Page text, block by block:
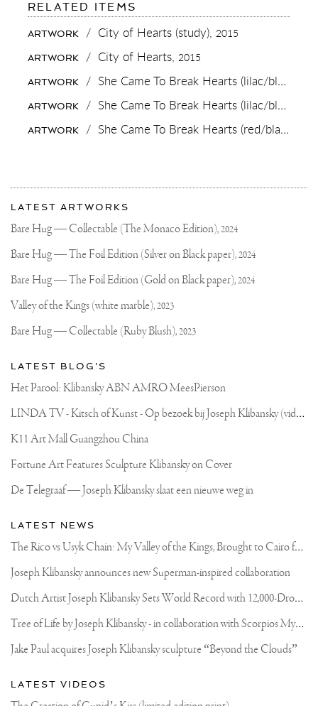
RELATED ITEMS
ARTS
FESTIVAL
WATOU
(KUNSTENFESTIVAL
WATOU)
2019
ARTWORK / City of Hearts (study), 2015
ARTWORK / City of Hearts, 2015
ARTWORK / She Came To Break Hearts (lilac/black, turquoise splash),
ARTWORK / She Came To Break Hearts (lilac/black, fluorescent yellow drips),
ARTWORK / She Came To Break Hearts (red/black, pink and gold splash),
More
about
Joseph
Klibansky
Most
recent
updates
Joseph
Official
Website
LATEST ARTWORKS
Bare Hug — Collectable (The Monaco Edition),2024
Bare Hug — The Foil Edition (Silver on Black paper),2024
Bare Hug — The Foil Edition (Gold on Black paper),2024
Valley of the Kings (white marble),2023
Bare Hug — Collectable (Ruby Blush),2023
LATEST BLOG'S
Het Parool: Klibansky ABN AMRO MeesPierson
L
INDA TV - Kitsch of Kunst - Op bezoek bij Joseph Klibansky (video)
K11 Art Mall Guangzhou China
Fortune Art Features Sculpture Klibansky on Cover
De Telegraaf — Joseph Klibansky slaat een nieuwe weg in
LATEST NEWS
T
he Rico vs Usyk Chain: My Valley of the Kings, Brought to Cairo for Glory in Giza
Joseph Klibansky announces new Superman-inspired collaboration
D
utch Artist Joseph Klibansky Sets World Record with 12,000-Drone Sky Sculpture in Shenzhen China
T
ree of Life by Joseph Klibansky - in collaboration with Scorpios Mykonos, Soho House & HOFA Gallery
Jake Paul acquires Joseph Klibansky sculpture “Beyond the Clouds”
LATEST VIDEOS